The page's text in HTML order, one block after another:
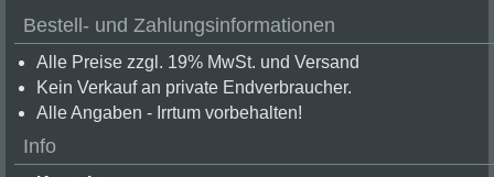
Bestell- und Zahlungsinformationen
Alle Preise zzgl. 19% MwSt. und Versand
Kein Verkauf an private Endverbraucher.
Alle Angaben - Irrtum vorbehalten!
Info